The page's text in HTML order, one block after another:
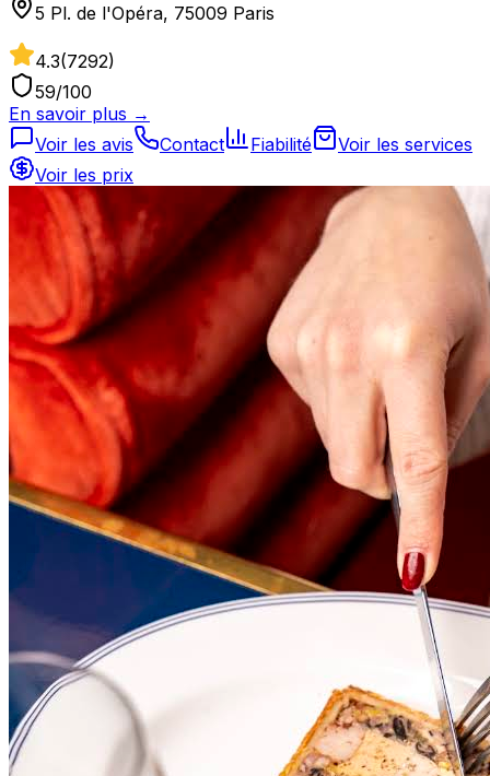
5 Pl. de l'Opéra, 75009 Paris
4.3(7292)
59/100
En savoir plus →
Voir les avis
Contact Fiabilité
Voir les services
Voir les prix